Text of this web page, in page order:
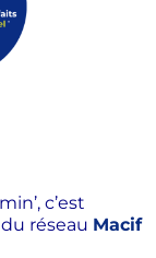
c’est
réseau Macif